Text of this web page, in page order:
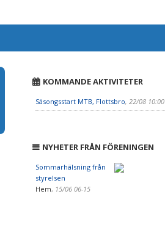
KOMMANDE AKTIVITETER
Säsongsstart MTB, Flottsbro, 22/08 10:00
NYHETER FRÅN FÖRENINGEN
Sommarhälsning från
styrelsen
Hem, 15/06 06-15